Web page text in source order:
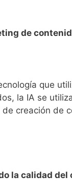
de
que
la IA se
creación de
la calidad del